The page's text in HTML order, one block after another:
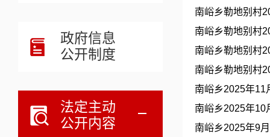
政府信息
公开制度
法定主动
公开内容
南峪乡勒地别村
南峪乡勒地别村
南峪乡勒地别村
南峪乡勒地别村
南峪乡2025年11
南峪乡2025年10
南峪乡2025年9